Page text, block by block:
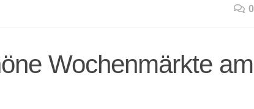
0
Wochenmärkte am